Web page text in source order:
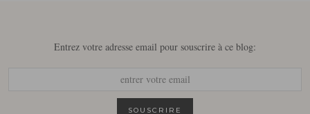
Entrez votre adresse email pour souscrire à ce blog: